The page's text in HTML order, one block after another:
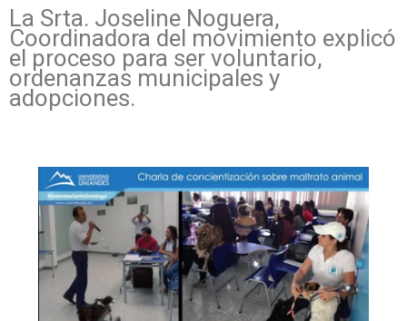
La Srta. Joseline Noguera,
Coordinadora del movimiento explicó
el proceso para ser voluntario,
ordenanzas municipales y
adopciones.